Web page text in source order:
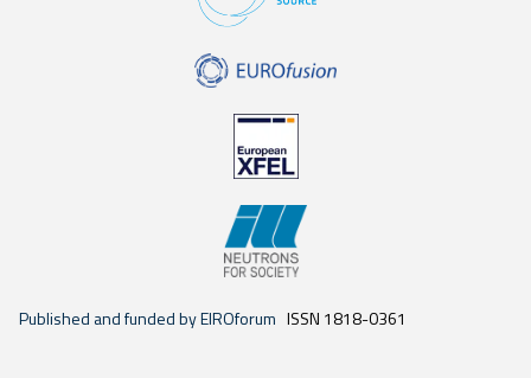
Published and funded by EIROforum ISSN 1818-0361